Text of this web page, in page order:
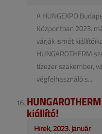
A HUNGEXPO
Központban 2023.
várják ismét
HUNGAROTHERM
tízezer szakember,
végfelhasználó s...
kiállító!
Hírek, 2023. január